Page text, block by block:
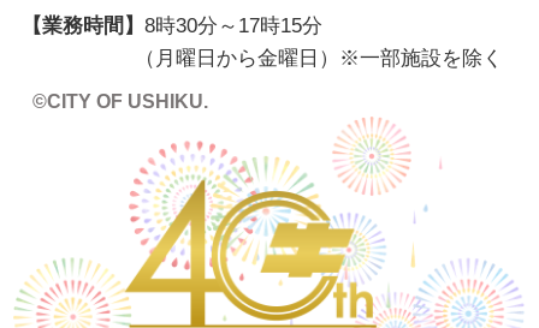
【業務時間】 8時30分～17時15分
（月曜日から金曜日）※一部施設を除く
©CITY OF USHIKU.